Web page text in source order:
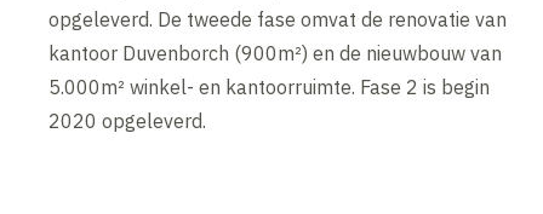
opgeleverd. De tweede fase omvat de renovatie van
kantoor Duvenborch (900m²) en de nieuwbouw van
5.000m² winkel- en kantoorruimte. Fase 2 is begin
2020 opgeleverd.